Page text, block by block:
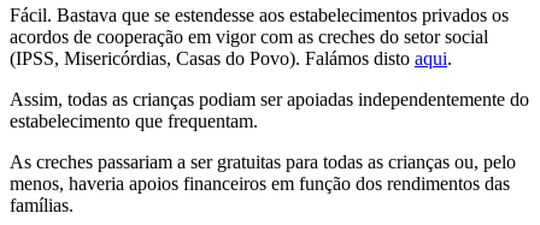
Fácil. Bastava que se estendesse aos estabelecimentos privados os
acordos de cooperação em vigor com as creches do setor social
(IPSS, Misericórdias, Casas do Povo). Falámos disto aqui.
Assim, todas as crianças podiam ser apoiadas independentemente do
estabelecimento que frequentam.
As creches passariam a ser gratuitas para todas as crianças ou, pelo
menos, haveria apoios financeiros em função dos rendimentos das
famílias.